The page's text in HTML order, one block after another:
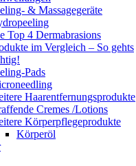
& Massagegeräte
Top 4 Dermabrasions
im Vergleich – So gehts
Pads
Haarentfernungsprodukte
Cremes /Lotions
Körperpflegeprodukte
Körperöl